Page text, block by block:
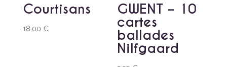
Courtisans
18,00 €
GWENT – 10
cartes
ballades
Nilfgaard